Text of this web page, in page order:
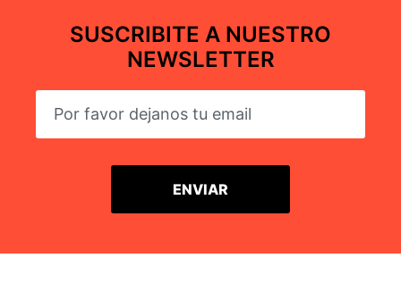
SUSCRIBITE A NUESTRO
NEWSLETTER